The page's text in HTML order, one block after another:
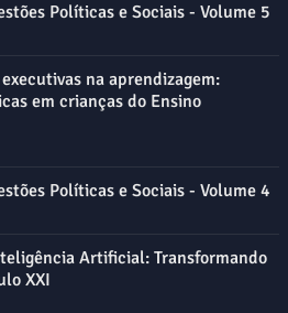
Políticas e Sociais - Volume 5
na aprendizagem:
em crianças do Ensino
Políticas e Sociais - Volume 4
Artificial: Transformando
XXI